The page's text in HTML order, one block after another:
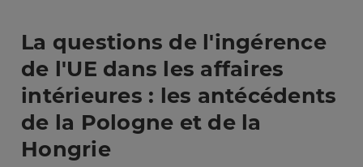
La questions de l'ingérence
de l'UE dans les affaires
intérieures : les antécédents
de la Pologne et de la
Hongrie